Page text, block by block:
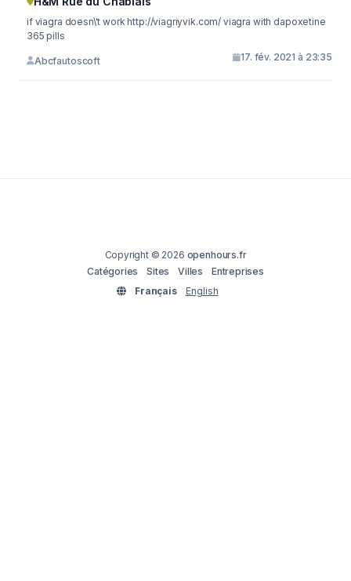
if viagra doesn\'t work http://viagriyvik.com/ viagra with dapoxetine
365 pills
Abcfautoscoft 17. fév. 2021 à 23:35
Copyright © 2026 openhours.fr
Catégories
Sites Villes
Entreprises
Français
English